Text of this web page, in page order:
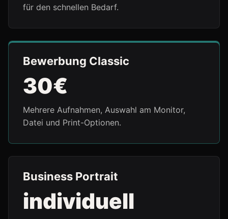
für den schnellen Bedarf.
Bewerbung Classic
30€
Mehrere Aufnahmen, Auswahl am Monitor,
Datei und Print-Optionen.
Business Portrait
individuell